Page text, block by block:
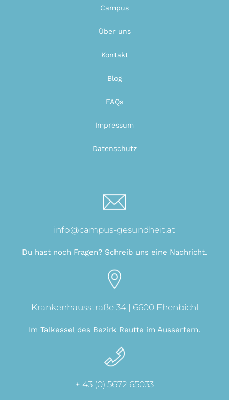
Campus
Über uns
Kontakt
Blog
FAQs
Impressum
Datenschutz
info@campus-gesundheit.at
Du hast noch Fragen? Schreib uns eine Nachricht.
Krankenhausstraße 34 | 6600 Ehenbichl
Im Talkessel des Bezirk Reutte im Ausserfern.
+ 43 (0) 5672 65033